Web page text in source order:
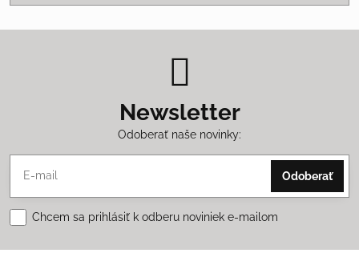
Newsletter
Odoberať naše novinky:
Odoberať
Chcem sa prihlásiť k odberu noviniek e-mailom